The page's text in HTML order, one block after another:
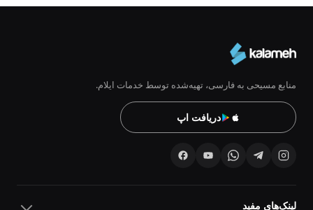
منابع مسیحی به فارسی، تهیه‌شده توسط خدمات ایلام.
دریافت اپ
لینک‌های مفید